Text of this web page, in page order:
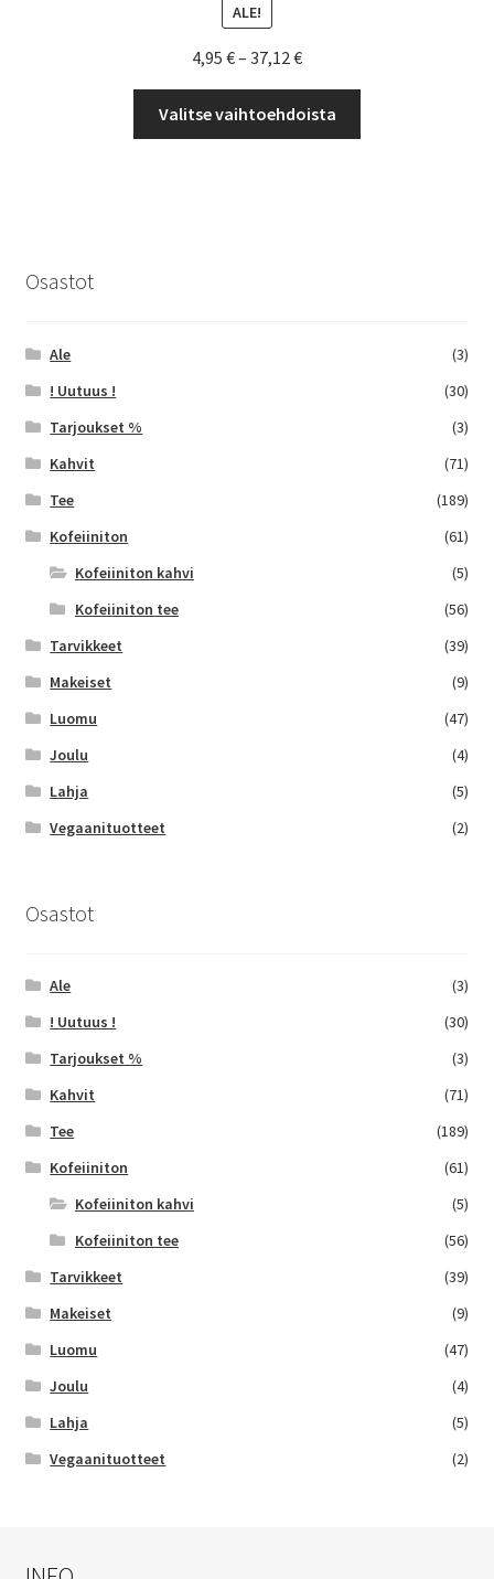
ALE!
4,95 €– 37,12€Hintaluokka:
4,95 €
-
37,12 €
Valitse vaihtoehdoista
Osastot
Ale
(3)
! Uutuus !
(30)
Tarjoukset %
(3)
Kahvit
(71)
Tee
(189)
Kofeiiniton
(61)
Kofeiiniton kahvi
(5)
Kofeiiniton tee
(56)
Tarvikkeet
(39)
Makeiset
(9)
Luomu
(47)
Joulu
(4)
Lahja
(5)
Vegaanituotteet
(2)
Osastot
Ale
(3)
! Uutuus !
(30)
Tarjoukset %
(3)
Kahvit
(71)
Tee
(189)
Kofeiiniton
(61)
Kofeiiniton kahvi
(5)
Kofeiiniton tee
(56)
Tarvikkeet
(39)
Makeiset
(9)
Luomu
(47)
Joulu
(4)
Lahja
(5)
Vegaanituotteet
(2)